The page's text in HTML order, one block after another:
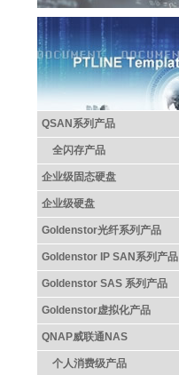
QSAN系列产品
全闪存产品
企业级固态硬盘
企业级硬盘
Goldenstor光纤系列产品
Goldenstor IP SAN系列产品
Goldenstor SAS 系列产品
Goldenstor虚拟化产品
QNAP威联通NAS
个人消费级产品